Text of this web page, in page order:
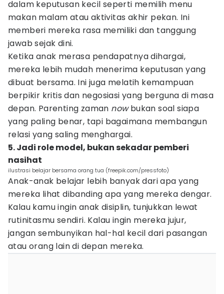
dalam keputusan kecil seperti memilih menu
makan malam atau aktivitas akhir pekan. Ini
memberi mereka rasa memiliki dan tanggung
jawab sejak dini.
Ketika anak merasa pendapatnya dihargai,
mereka lebih mudah menerima keputusan yang
dibuat bersama. Ini juga melatih kemampuan
berpikir kritis dan negosiasi yang berguna di masa
depan. Parenting zaman nowbukan soal siapa
yang paling benar, tapi bagaimana membangun
relasi yang saling menghargai.
5. Jadi role model, bukan sekadar pemberi
nasihat
ilustrasi belajar bersama orang tua (freepik.com/pressfoto)
Anak-anak belajar lebih banyak dari apa yang
mereka lihat dibanding apa yang mereka dengar.
Kalau kamu ingin anak disiplin, tunjukkan lewat
rutinitasmu sendiri. Kalau ingin mereka jujur,
jangan sembunyikan hal-hal kecil dari pasangan
atau orang lain di depan mereka.